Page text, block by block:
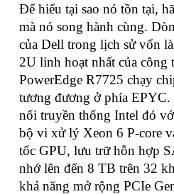
Để hiểu tại sao nó tồn tại,
mà nó song hành cùng.
của Dell trong lịch sử vốn
2U linh hoạt nhất của công
PowerEdge R7725 chạy
tương đương ở phía EPYC.
nối truyền thống Intel đó
bộ vi xử lý Xeon 6 P-core
tốc GPU, lưu trữ hỗn hợp
nhớ lên đến 8 TB trên 32
khả năng mở rộng PCIe